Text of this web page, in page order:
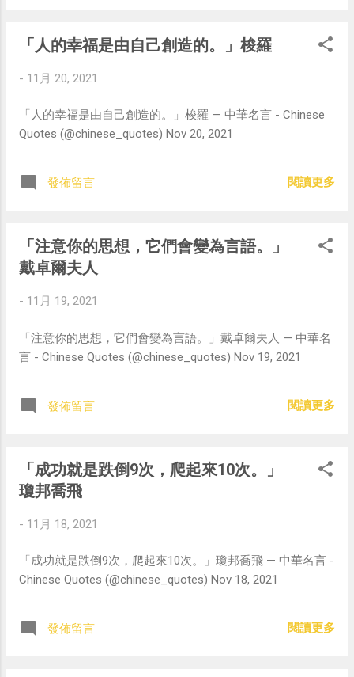
「人的幸福是由自己創造的。」梭羅
- 11月 20, 2021
「人的幸福是由自己創造的。」梭羅 — 中華名言 - Chinese
Quotes (@chinese_quotes) Nov 20, 2021
發佈留言 閱讀更多
「注意你的思想，它們會變為言語。」
戴卓爾夫人
- 11月 19, 2021
「注意你的思想，它們會變為言語。」戴卓爾夫人 — 中華名
言 - Chinese Quotes (@chinese_quotes) Nov 19, 2021
發佈留言 閱讀更多
「成功就是跌倒9次，爬起來10次。」
瓊邦喬飛
- 11月 18, 2021
「成功就是跌倒9次，爬起來10次。」瓊邦喬飛 — 中華名言 -
Chinese Quotes (@chinese_quotes) Nov 18, 2021
發佈留言 閱讀更多